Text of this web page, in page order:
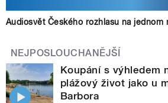
Audiosvět Českého rozhlasu na jednom
NEJPOSLOUCHANĚJŠÍ
Koupání s výhledem
plážový život jako u
Barbora